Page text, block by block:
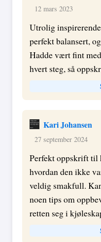
12 mars 2023
Utrolig
perfekt balansert,
Hadde vært fint
hvert steg, så
Kari Johansen
27 september 2024
Perfekt oppskrift til
hvordan den ikke
veldig smakfull.
noen tips om
retten seg i